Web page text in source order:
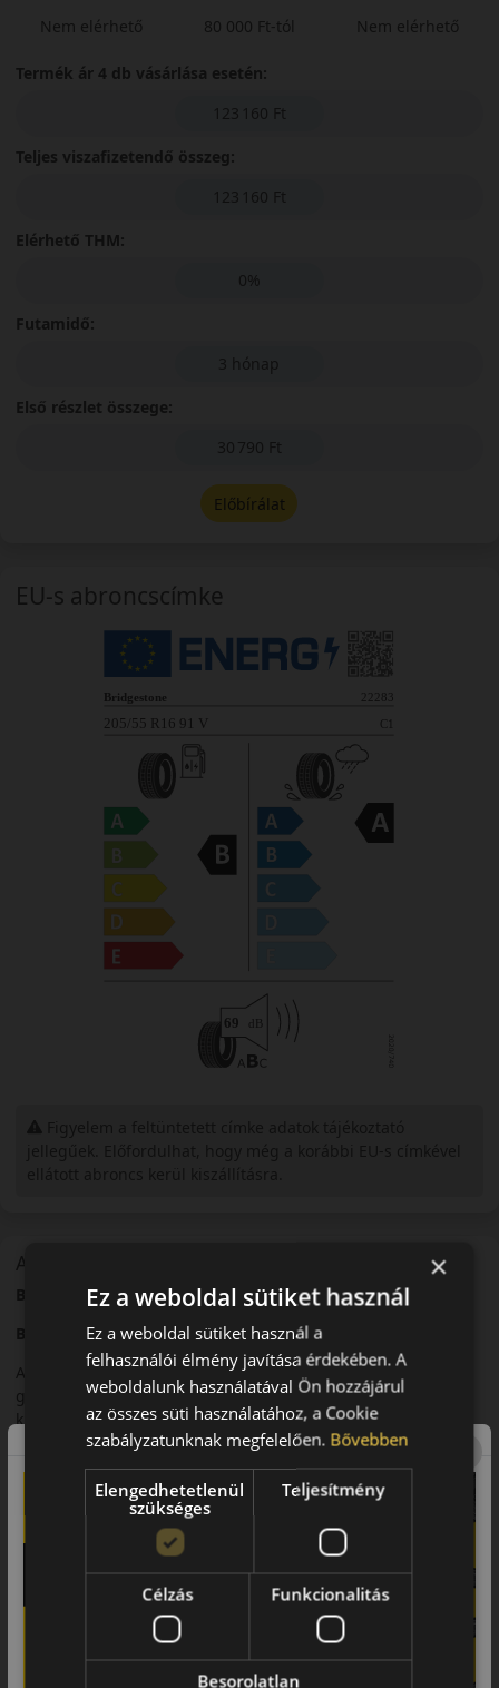
A mintázat
Bridgestone Turanza 6 – Nyári személyautó gumi
Bevezető – Új generációs komfort és biztonság
A
BridgestoneTuranza6a Turanza sorozat legújabb
generációja, amely kiemelkedő komfortot és nedves tapadást
kínál.
Futófelület és tapadás
Az innovatív futófelületi kialakítás javított vízelvezetést és
stabil tapadást biztosít.
Biztonsági jellemzők
A fejlett gumikeverék rövid fékutat és magas szintű
biztonságot nyújt.
Komfort és zajszint
Nem elérhető
80 000 Ft-tól
Nem elérhető
Termék ár 4 db vásárlása esetén:
123 160 Ft
Teljes viszafizetendő összeg:
123 160 Ft
Elérhető THM:
0%
Futamidő:
3 hónap
Első részlet összege:
30 790 Ft
Előbírálat
EU-s abroncscímke
×
Ez a weboldal sütiket használ
Ez a weboldal sütiket használ a
felhasználói élmény javítása érdekében. A
weboldalunk használatával Ön hozzájárul
az összes süti használatához, a Cookie
szabályzatunknak megfelelően. Bővebben
Elengedhetetlenül
szükséges
Teljesítmény
Célzás Funkcionalitás
Besorolatlan